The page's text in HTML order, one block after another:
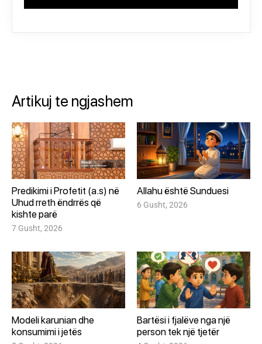
Artikuj te ngjashem
Predikimi i Profetit (a.s) në
Uhud rreth ëndrrës që
kishte parë
7 Gusht, 2026
Allahu është Sunduesi
6 Gusht, 2026
Modeli karunian dhe
konsumimi i jetës
Bartësi i fjalëve nga një
person tek një tjetër